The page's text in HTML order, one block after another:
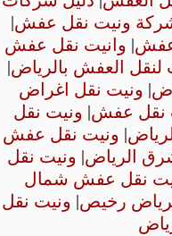
ونيت نقل عفش|
عفش| وانيت نقل عفش
لنقل العفش بالرياض|
| ونيت نقل اغراض
نقل عفش| ونيت نقل
| ونيت نقل عفش
الرياض| ونيت نقل
نقل عفش شمال
رخيص| ونيت نقل